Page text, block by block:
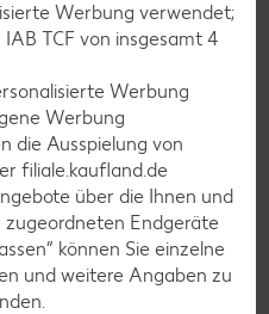
Werbung verwendet;
TCF von insgesamt 4
Werbung
Werbung
die Ausspielung von
filiale.kaufland.de
über die Ihnen und
Endgeräte
können Sie einzelne
und weitere Angaben zu